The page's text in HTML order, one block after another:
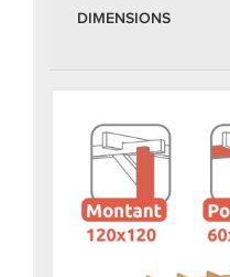
DIMENSIONS